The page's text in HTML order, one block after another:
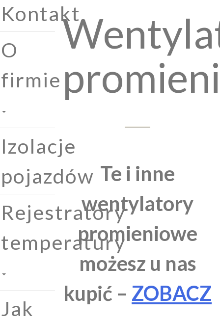
Kontakt
O
firmie
Izolacje
pojazdów
Rejestratory
temperatury
Jak
Te i inne
wentylatory
promieniowe
możesz u nas
kupić – ZOBACZ